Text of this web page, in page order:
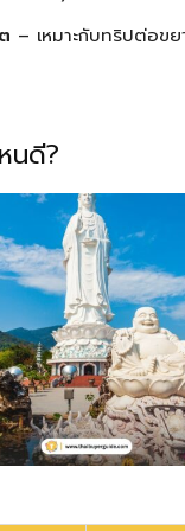
– เหมาะกับทริปต่อข
นดี?